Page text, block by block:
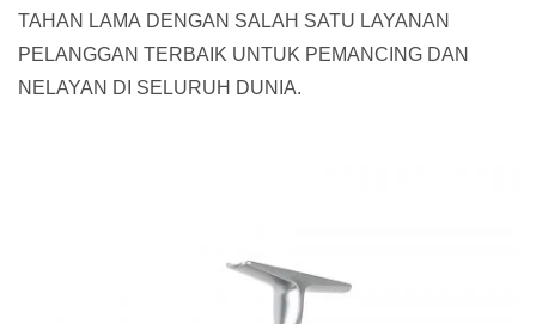
TAHAN LAMA DENGAN SALAH SATU LAYANAN
PELANGGAN TERBAIK UNTUK PEMANCING DAN
NELAYAN DI SELURUH DUNIA.